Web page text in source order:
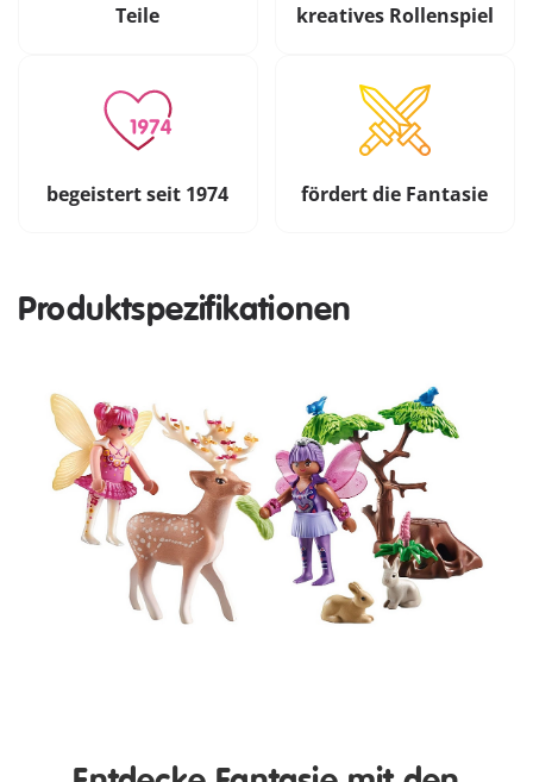
Teile kreatives Rollenspiel
begeistert seit 1974 fördert die Fantasie
Produktspezifikationen